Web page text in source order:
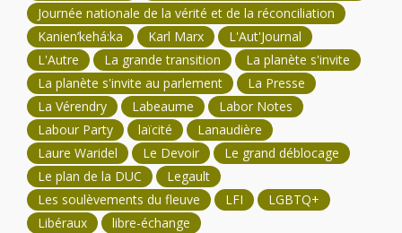
Journée nationale de la vérité et de la réconciliation
Kanien’kehá:ka
Karl Marx
L'Aut'Journal
L'Autre
La grande transition
La planète s'invite
La planète s'invite au parlement
La Presse
La Vérendry
Labeaume
Labor Notes
Labour Party
laïcité
Lanaudière
Laure Waridel
Le Devoir
Le grand déblocage
Le plan de la DUC
Legault
Les soulèvements du fleuve
LFI
LGBTQ+
Libéraux
libre-échange